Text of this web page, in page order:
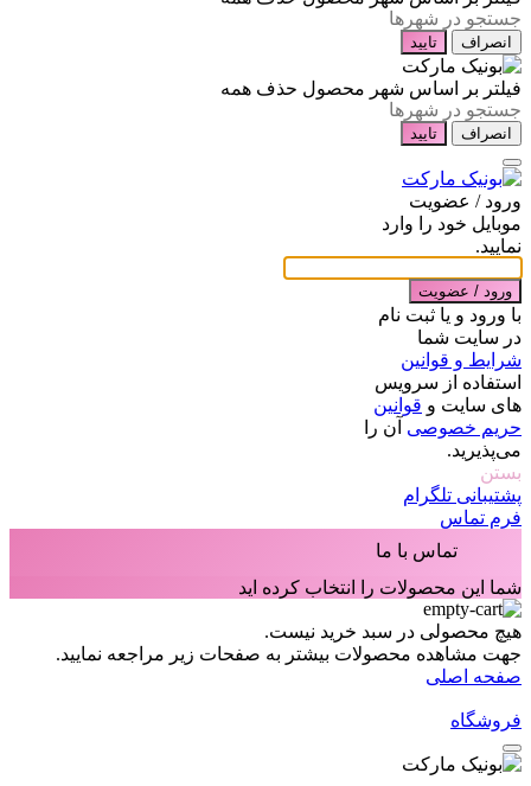
انصراف تایید
فیلتر بر اساس شهر محصول حذف همه
انصراف تایید
ورود / عضویت
موبایل خود را وارد
نمایید.
ورود / عضویت
با ورود و یا ثبت نام
در سایت شما
شرایط و قوانین
استفاده از سرویس
های سایت و قوانین
حریم خصوصی آن را
می‌پذیرید.
بستن
پشتیبانی تلگرام
فرم تماس
تماس با ما
شما این محصولات را انتخاب کرده اید
هیچ محصولی در سبد خرید نیست.
جهت مشاهده محصولات بیشتر به صفحات زیر مراجعه نمایید.
صفحه اصلی
فروشگاه